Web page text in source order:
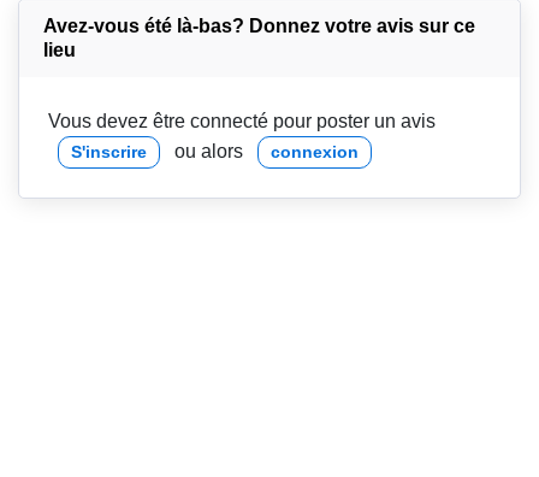
Avez-vous été là-bas? Donnez votre avis sur ce
lieu
Vous devez être connecté pour poster un avis
S'inscrire ou alors connexion